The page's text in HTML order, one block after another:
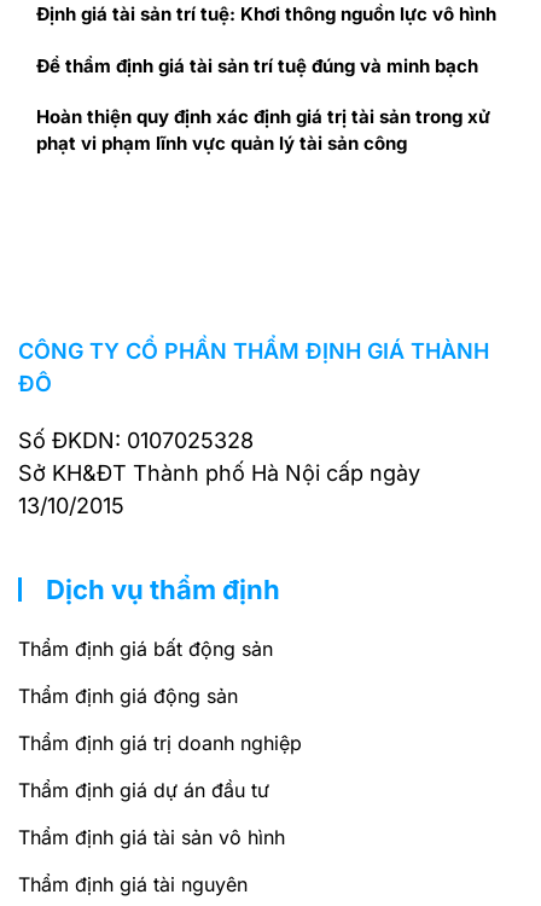
Định giá tài sản trí tuệ: Khơi thông nguồn lực vô hình
Để thẩm định giá tài sản trí tuệ đúng và minh bạch
Hoàn thiện quy định xác định giá trị tài sản trong xử
phạt vi phạm lĩnh vực quản lý tài sản công
CÔNG TY CỔ PHẦN THẨM ĐỊNH GIÁ THÀNH
ĐÔ
Số ĐKDN: 0107025328
Sở KH&ĐT Thành phố Hà Nội cấp ngày
13/10/2015
Dịch vụ thẩm định
Thẩm định giá bất động sản
Thẩm định giá động sản
Thẩm định giá trị doanh nghiệp
Thẩm định giá dự án đầu tư
Thẩm định giá tài sản vô hình
Thẩm định giá tài nguyên